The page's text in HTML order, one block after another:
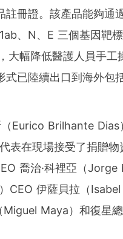
冊證。該產品能夠通
、N、E 三個基因靶
大幅降低醫護人員手工
已陸續出口到海外包
Eurico Brilhante Dias
表在現場接受了捐贈物
喬治·科裡亞（Jorge
CEO 伊薩貝拉（
Maya）和復星